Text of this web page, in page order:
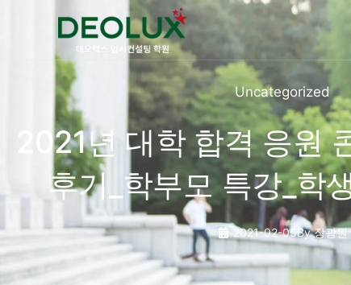
Uncategorized
2021년 대학 합격 응원
후기_학부모 특강_학
2021-02-05By장광원